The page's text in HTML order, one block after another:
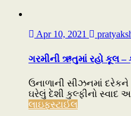
Apr 10, 2021
ગરમીની ઋતુમાં રહો કૂલ –
ઉનાળાની સીઝનમાં
ઘરેલું દેશી કુલ્ફીનો સ્વાદ
લાઇફસ્ટાઈલ